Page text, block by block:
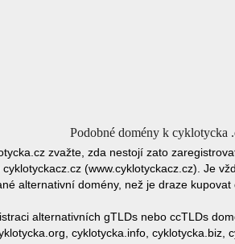
Podobné domény k cyklotycka
zvažte, zda nestojí zato
(www.cyklotyckacz.cz). Je
alternativní domény, než je draze kupovat
alternativních gTLDs nebo ccTLDs
cyklotycka.info, cyklotycka.biz,